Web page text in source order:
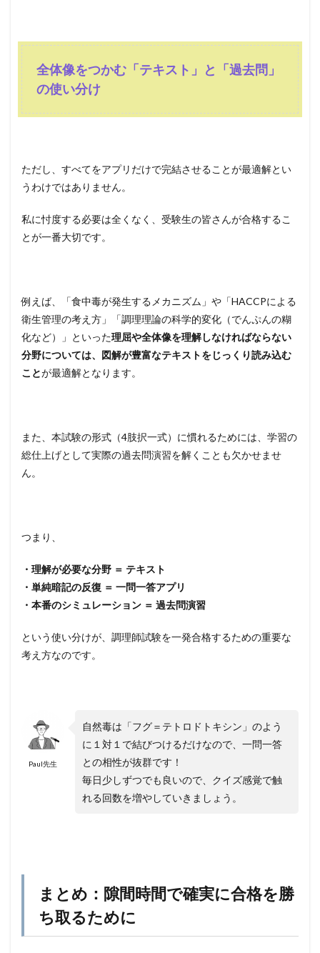
全体像をつかむ「テキスト」と「過去問」
の使い分け
ただし、すべてをアプリだけで完結させることが最適解とい
うわけではありません。
私に忖度する必要は全くなく、受験生の皆さんが合格するこ
とが一番大切です。
例えば、「食中毒が発生するメカニズム」や「HACCPによる
衛生管理の考え方」「調理理論の科学的変化（でんぷんの糊
化など）」といった理屈や全体像を理解しなければならない
分野については、図解が豊富なテキストをじっくり読み込む
ことが最適解となります。
また、本試験の形式（4肢択一式）に慣れるためには、学習の
総仕上げとして実際の過去問演習を解くことも欠かせませ
ん。
つまり、
・理解が必要な分野 ＝ テキスト
・単純暗記の反復 ＝ 一問一答アプリ
・本番のシミュレーション ＝ 過去問演習
という使い分けが、調理師試験を一発合格するための重要な
考え方なのです。
Paul先生
自然毒は「フグ＝テトロドトキシン」のよう
に１対１で結びつけるだけなので、一問一答
との相性が抜群です！
毎日少しずつでも良いので、クイズ感覚で触
れる回数を増やしていきましょう。
まとめ：隙間時間で確実に合格を勝
ち取るために